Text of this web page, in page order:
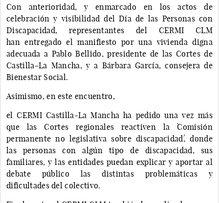
Con anterioridad, y enmarcado en los actos de
celebración y visibilidad del Día de las Personas con
Discapacidad, representantes del CERMI CLM
han entregado el manifiesto por una vivienda digna
adecuada a Pablo Bellido, presidente de las Cortes de
Castilla-La Mancha, y a Bárbara García, consejera de
Bienestar Social.
Asimismo, en este encuentro,
el CERMI Castilla-La Mancha ha pedido una vez más
que las Cortes regionales reactiven la `Comisión
permanente no legislativa sobre discapacidad´, donde
las personas con algún tipo de discapacidad, sus
familiares, y las entidades puedan explicar y aportar al
debate público las distintas problemáticas y
dificultades del colectivo.